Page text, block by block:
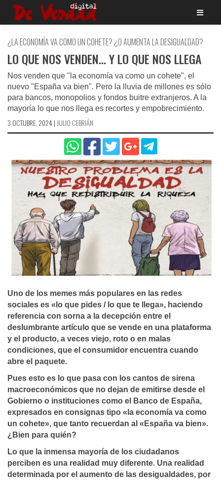
Saltar
¿LA ECONOMÍA VA COMO UN COHETE? ¿O AUMENTA LA DESIGUALDAD?
LO QUE NOS VENDEN… Y LO QUE NOS LLEGA
Nos venden que "la economía va como un cohete", el
nuevo "España va bien". Pero la lluvia de millones es sólo
para bancos, monopolios y fondos buitre extranjeros. A la
mayoría lo que nos llega es recortes y empobrecimiento.
3 OCTUBRE, 2024| JULIO CEBRIÁN
Uno de los memes más populares en las redes
sociales es «lo que pides / lo que te llega», haciendo
referencia con sorna a la decepción entre el
deslumbrante artículo que se vende en una plataforma
y el producto, a veces viejo, roto o en malas
condiciones, que el consumidor encuentra cuando
abre el paquete.
Pues esto es lo que pasa con los cantos de sirena
macroeconómicos que no dejan de emitirse desde el
Gobierno o instituciones como el Banco de España,
expresados en consignas tipo «la economía va como
un cohete», que tanto recuerdan al «España va bien».
¿Bien para quién?
Lo que la inmensa mayoría de los ciudadanos
perciben es una realidad muy diferente. Una realidad
determinada por el aumento de las desigualdades, por